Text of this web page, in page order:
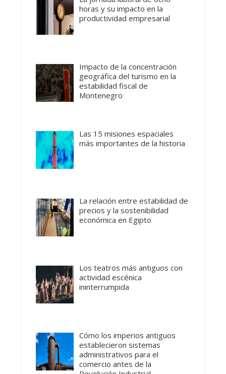
horas y su impacto en la
productividad empresarial
Impacto de la concentración
geográfica del turismo en la
estabilidad fiscal de
Montenegro
Las 15 misiones espaciales
más importantes de la historia
La relación entre estabilidad de
precios y la sostenibilidad
económica en Egipto
Los teatros más antiguos con
actividad escénica
ininterrumpida
Cómo los imperios antiguos
establecieron sistemas
administrativos para el
comercio antes de la